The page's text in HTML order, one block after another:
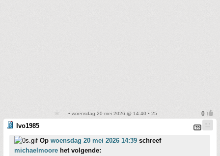
• woensdag 20 mei 2026 @ 14:40 • 25
Ivo1985
Op woensdag 20 mei 2026 14:39 schreef
michaelmoore het volgende: